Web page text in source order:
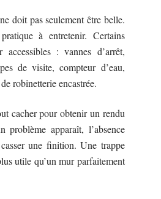
doit pas seulement être belle.
à entretenir. Certains
accessibles : vannes d’arrêt,
de visite, compteur d’eau,
robinetterie encastrée.
cacher pour obtenir un rendu
apparaît, l’absence
une finition. Une trappe
utile qu’un mur parfaitement